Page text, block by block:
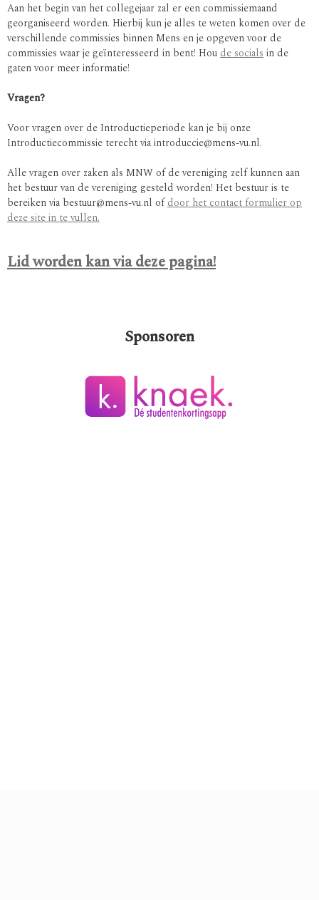
Aan het begin van het collegejaar zal er een commissiemaand
georganiseerd worden. Hierbij kun je alles te weten komen over de
verschillende commissies binnen Mens en je opgeven voor de
commissies waar je geïnteresseerd in bent! Hou de socials in de
gaten voor meer informatie!
Vragen?
Voor vragen over de Introductieperiode kan je bij onze
Introductiecommissie terecht via introduccie@mens-vu.nl.
Alle vragen over zaken als MNW of de vereniging zelf kunnen aan
het bestuur van de vereniging gesteld worden! Het bestuur is te
bereiken via bestuur@mens-vu.nl ofdoor het contact formulier op
deze site in te vullen.
Lid worden kan via deze pagina!
Sponsoren